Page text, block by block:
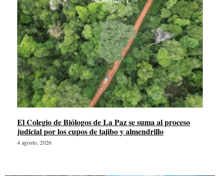
El Colegio de Biólogos de La Paz se suma al proceso
judicial por los cupos de tajibo y almendrillo
4 agosto, 2026